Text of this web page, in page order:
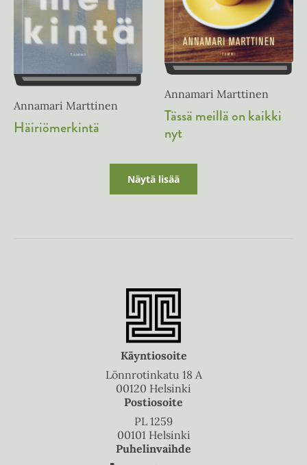
Annamari Marttinen
Häiriömerkintä
Annamari Marttinen
Tässä meillä on kaikki
nyt
Näytä lisää
Käyntiosoite
Lönnrotinkatu 18 A
00120 Helsinki
Postiosoite
PL 1259
00101 Helsinki
Puhelinvaihde